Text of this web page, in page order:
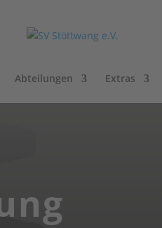
Abteilungen Extras